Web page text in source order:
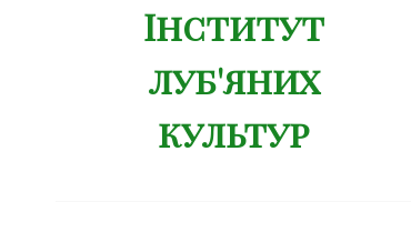
Інститут
луб'яних
культур